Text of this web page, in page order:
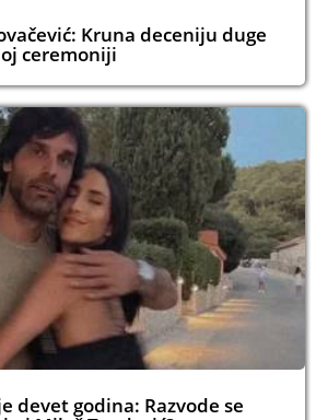
Kruna deceniju duge
ceremoniji
devet godina: Razvode se